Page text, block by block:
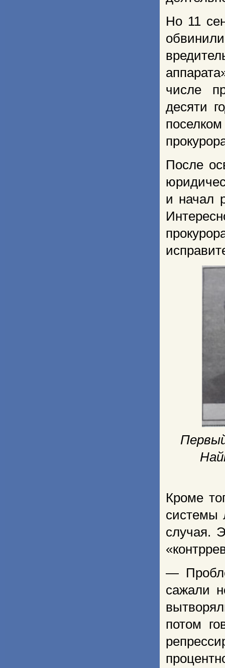
Но 11
числе
десяти
После
и начал
Кроме
системы
случая.
—
сажали
потом